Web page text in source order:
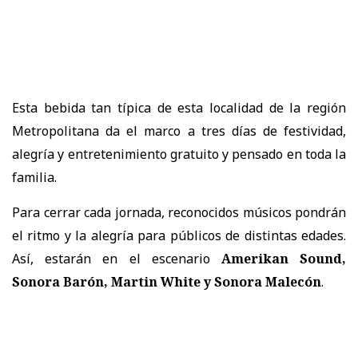
Esta bebida tan típica de esta localidad de la región
Metropolitana da el marco a tres días de festividad,
alegría y entretenimiento gratuito y pensado en toda la
familia.
Para cerrar cada jornada, reconocidos músicos pondrán
el ritmo y la alegría para públicos de distintas edades.
Así, estarán en el escenario Amerikan Sound,
Sonora Barón, Martin White y Sonora Malecón.